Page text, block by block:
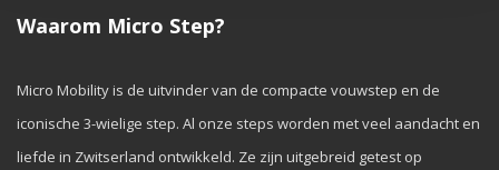
Waarom Micro Step?
Micro Mobility is de uitvinder van de compacte vouwstep en de
iconische 3-wielige step. Al onze steps worden met veel aandacht en
liefde in Zwitserland ontwikkeld. Ze zijn uitgebreid getest op